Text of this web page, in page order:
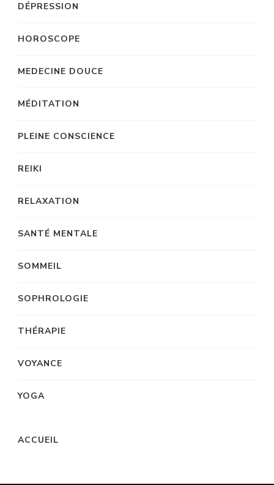
DÉPRESSION
HOROSCOPE
MEDECINE DOUCE
MÉDITATION
PLEINE CONSCIENCE
REIKI
RELAXATION
SANTÉ MENTALE
SOMMEIL
SOPHROLOGIE
THÉRAPIE
VOYANCE
YOGA
ACCUEIL